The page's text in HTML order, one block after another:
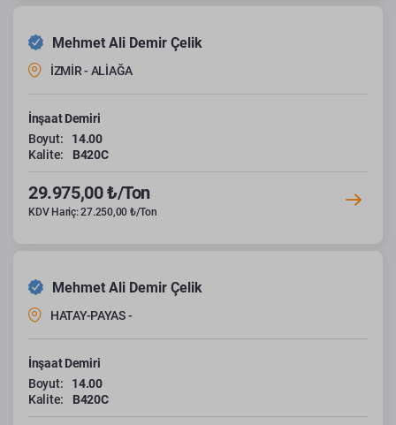
Mehmet Ali Demir Çelik
İZMİR - ALİAĞA
İnşaat Demiri
Boyut:
14.00
Kalite:
B420C
29.975,00 ₺/Ton
KDV Hariç: 27.250,00 ₺/Ton
Mehmet Ali Demir Çelik
HATAY-PAYAS -
İnşaat Demiri
Boyut:
14.00
Kalite:
B420C